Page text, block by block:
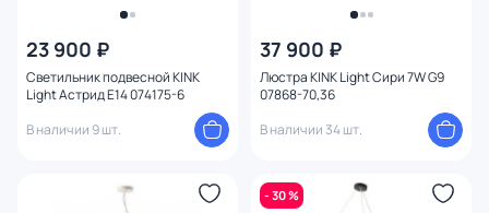
23 900 ₽
Светильник подвесной KINK
Light Астрид E14 074175-6
В наличии 9 шт.
37 900 ₽
Люстра KINK Light Сири 7W G9
07868-70,36
В наличии 34 шт.
- 30 %